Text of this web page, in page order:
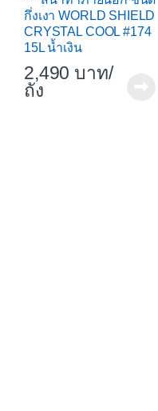
กึ่งเงา WORLD SHIELD
CRYSTAL COOL #174
15L น้ำเงิน
2,490
/
ถัง